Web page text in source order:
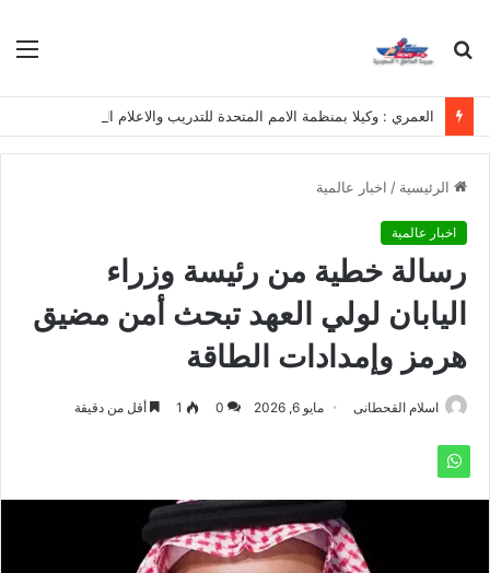
بحث
الرئيسية / اخبار عالمية
اخبار عالمية
رسالة خطية من رئيسة وزراء
اليابان لولي العهد تبحث أمن مضيق
هرمز وإمدادات الطاقة
اسلام القحطانى مايو 6, 2026 0
1 أقل من دقيقة